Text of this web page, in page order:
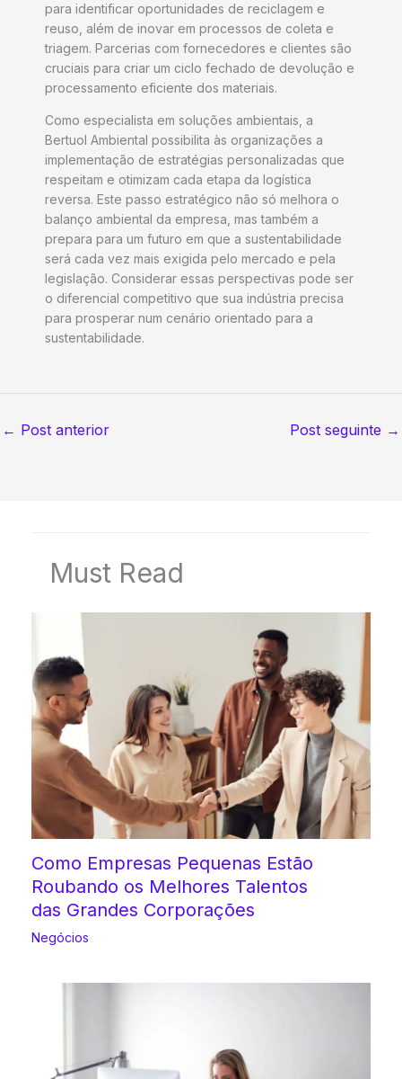
para identificar oportunidades de reciclagem e
reuso, além de inovar em processos de coleta e
triagem. Parcerias com fornecedores e clientes são
cruciais para criar um ciclo fechado de devolução e
processamento eficiente dos materiais.
Como especialista em soluções ambientais, a
Bertuol Ambiental possibilita às organizações a
implementação de estratégias personalizadas que
respeitam e otimizam cada etapa da logística
reversa. Este passo estratégico não só melhora o
balanço ambiental da empresa, mas também a
prepara para um futuro em que a sustentabilidade
será cada vez mais exigida pelo mercado e pela
legislação. Considerar essas perspectivas pode ser
o diferencial competitivo que sua indústria precisa
para prosperar num cenário orientado para a
sustentabilidade.
← Post anterior Post seguinte →
Must Read
Como Empresas Pequenas Estão
Roubando os Melhores Talentos
das Grandes Corporações
Negócios